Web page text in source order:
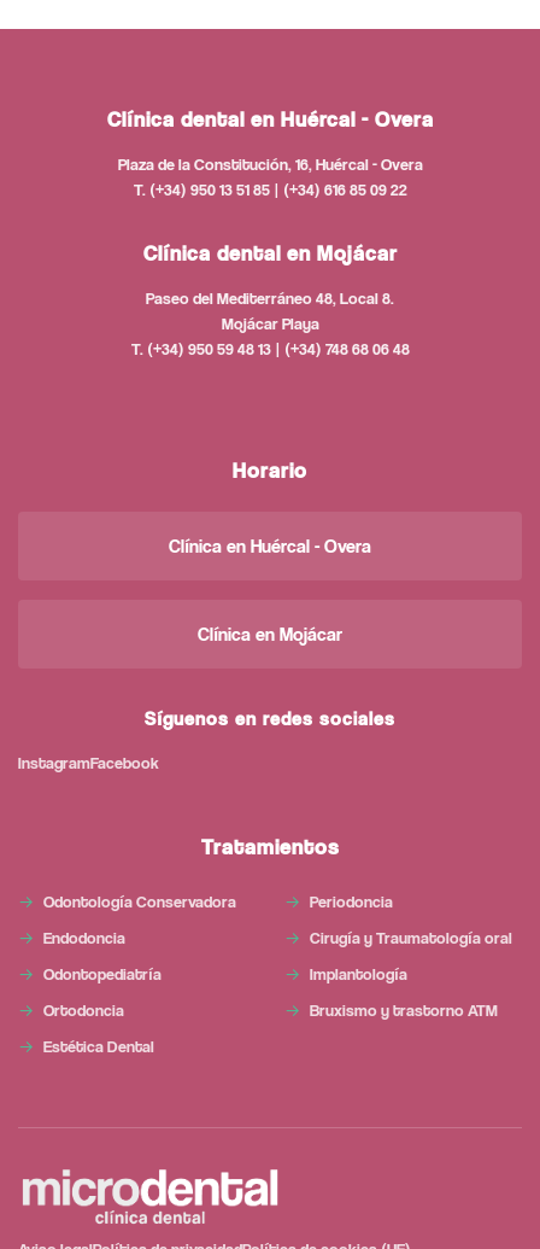
Clínica dental en Huércal - Overa
Plaza de la Constitución, 16, Huércal - Overa
T. (+34) 950 13 51 85 | (+34) 616 85 09 22
Clínica dental en Mojácar
Paseo del Mediterráneo 48, Local 8.
Mojácar Playa
T. (+34) 950 59 48 13 | (+34) 748 68 06 48
Horario
Clínica en Huércal - Overa
Clínica en Mojácar
Síguenos en redes sociales
InstagramFacebook
Tratamientos
Odontología Conservadora
Endodoncia
Odontopediatría
Ortodoncia
Estética Dental
Periodoncia
Cirugía y Traumatología oral
Implantología
Bruxismo y trastorno ATM